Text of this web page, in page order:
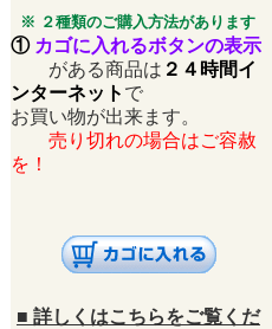
※ ２種類のご購入方法があります
① カゴに入れるボタンの表示
がある商品は ２４時間イ
ンターネット で
お買い物が出来ます。
売り切れの場合はご容赦
を！
■ 詳しくはこちらをご覧くだ